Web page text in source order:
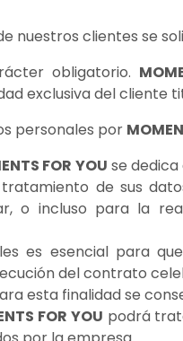
nuestros clientes se
obligatorio.
exclusiva del cliente
personales por
FOR YOU se
de sus
o incluso para la
es esencial para
del contrato
esta finalidad se
FOR YOU podrá